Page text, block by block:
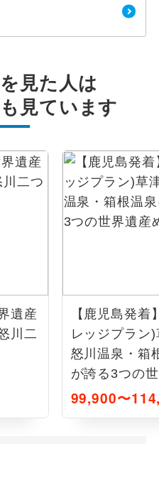
見た人は
見ています
遺産
川二
【鹿児島発
レッジプラン
怒川温泉・箱
が誇る3つの
日間
99,900〜